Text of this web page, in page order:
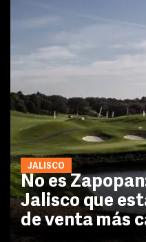
JALISCO
No es
Jalisco que
de venta más